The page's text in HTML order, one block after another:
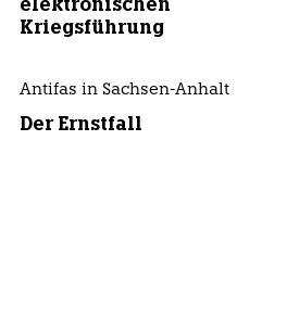
Kriegsführung
Antifas in Sachsen-Anhalt
Der Ernstfall